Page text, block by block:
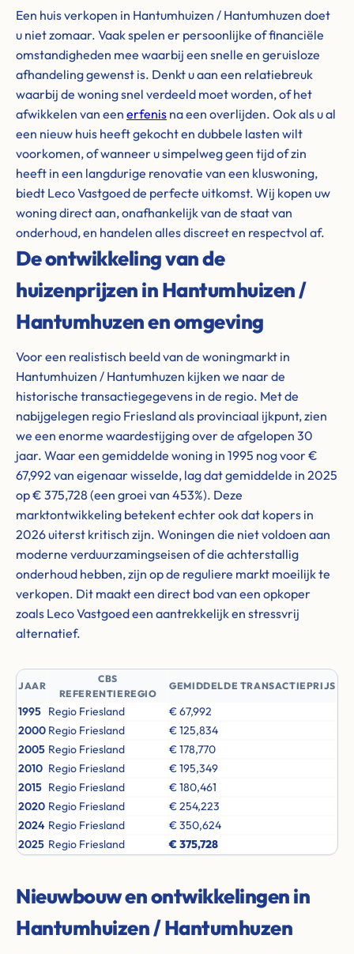
Een huis verkopen in Hantumhuizen / Hantumhuzen doet
u niet zomaar. Vaak spelen er persoonlijke of financiële
omstandigheden mee waarbij een snelle en geruisloze
afhandeling gewenst is. Denkt u aan een relatiebreuk
waarbij de woning snel verdeeld moet worden, of het
afwikkelen van een erfenis na een overlijden. Ook als u al
een nieuw huis heeft gekocht en dubbele lasten wilt
voorkomen, of wanneer u simpelweg geen tijd of zin
heeft in een langdurige renovatie van een kluswoning,
biedt Leco Vastgoed de perfecte uitkomst. Wij kopen uw
woning direct aan, onafhankelijk van de staat van
onderhoud, en handelen alles discreet en respectvol af.
De ontwikkeling van de
huizenprijzen in Hantumhuizen /
Hantumhuzen en omgeving
Voor een realistisch beeld van de woningmarkt in
Hantumhuizen / Hantumhuzen kijken we naar de
historische transactiegegevens in de regio. Met de
nabijgelegen regio Friesland als provinciaal ijkpunt, zien
we een enorme waardestijging over de afgelopen 30
jaar. Waar een gemiddelde woning in 1995 nog voor €
67,992 van eigenaar wisselde, lag dat gemiddelde in 2025
op € 375,728 (een groei van 453%). Deze
marktontwikkeling betekent echter ook dat kopers in
2026 uiterst kritisch zijn. Woningen die niet voldoen aan
moderne verduurzamingseisen of die achterstallig
onderhoud hebben, zijn op de reguliere markt moeilijk te
verkopen. Dit maakt een direct bod van een opkoper
zoals Leco Vastgoed een aantrekkelijk en stressvrij
alternatief.
JAAR
CBS
REFERENTIEREGIO
GEMIDDELDE TRANSACTIEPRIJS
1995 Regio Friesland
€ 67,992
2000 Regio Friesland
€ 125,834
2005 Regio Friesland
€ 178,770
2010 Regio Friesland
€ 195,349
2015 Regio Friesland
€ 180,461
2020 Regio Friesland
€ 254,223
2024 Regio Friesland
€ 350,624
2025 Regio Friesland € 375,728
Nieuwbouw en ontwikkelingen in
Hantumhuizen / Hantumhuzen